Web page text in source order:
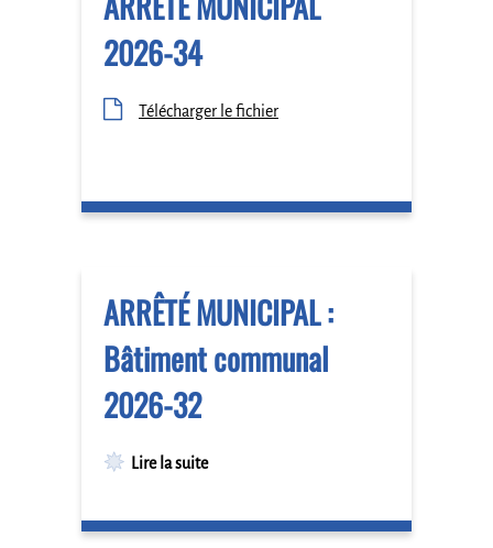
2026-34
Télécharger le fichier
ARRÊTÉ MUNICIPAL :
Bâtiment communal
2026-32
Lire la suite